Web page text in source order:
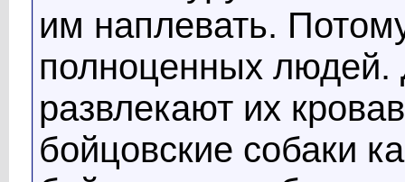
им наплевать.
полноценных людей.
развлекают их
бойцовские собаки